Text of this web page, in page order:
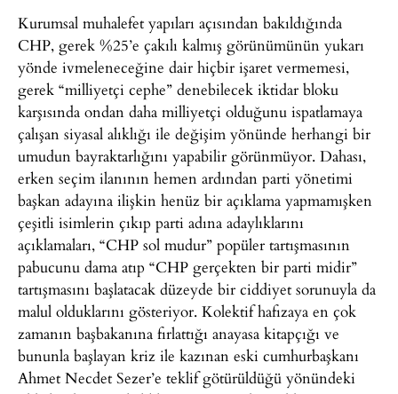
Kurumsal muhalefet yapıları açısından bakıldığında
CHP, gerek %25’e çakılı kalmış görünümünün yukarı
yönde ivmeleneceğine dair hiçbir işaret vermemesi,
gerek “milliyetçi cephe” denebilecek iktidar bloku
karşısında ondan daha milliyetçi olduğunu ispatlamaya
çalışan siyasal alıklığı ile değişim yönünde herhangi bir
umudun bayraktarlığını yapabilir görünmüyor. Dahası,
erken seçim ilanının hemen ardından parti yönetimi
başkan adayına ilişkin henüz bir açıklama yapmamışken
çeşitli isimlerin çıkıp parti adına adaylıklarını
açıklamaları, “CHP sol mudur” popüler tartışmasının
pabucunu dama atıp “CHP gerçekten bir parti midir”
tartışmasını başlatacak düzeyde bir ciddiyet sorunuyla da
malul olduklarını gösteriyor. Kolektif hafızaya en çok
zamanın başbakanına fırlattığı anayasa kitapçığı ve
bununla başlayan kriz ile kazınan eski cumhurbaşkanı
Ahmet Necdet Sezer’e teklif götürüldüğü yönündeki